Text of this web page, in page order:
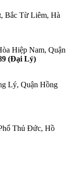
Bắc Từ Liêm, Hà
Hiệp Nam, Quận
(Đại Lý)
Lý, Quận Hồng
Thủ Đức, Hồ